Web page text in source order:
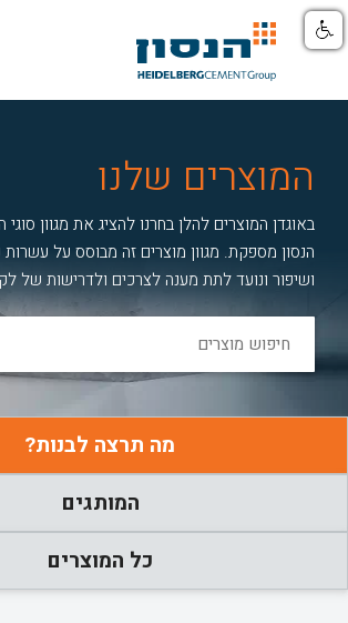
המוצרים שלנו
באוגדן המוצרים להלן בחרנו להציג את מגוון
הנסון מספקת. מגוון מוצרים זה מבוסס על
ושיפור ונועד לתת מענה לצרכים ולדרישות של
מה תרצה לבנות?
המותגים
כל המוצרים